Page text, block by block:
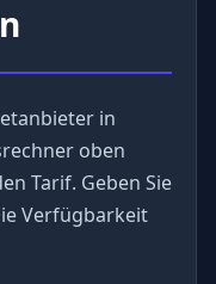
in
oben
Tarif. Geben Sie
Verfügbarkeit